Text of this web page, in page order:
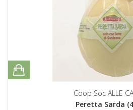
Coop Soc ALLE
Peretta Sarda